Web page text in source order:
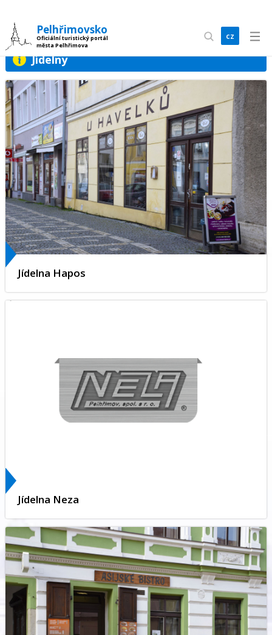
Pelhřimovsko
Oficiální turistický portál
města Pelhřimova
cz
en
Jídelny
Jídelna Hapos
Jídelna Neza